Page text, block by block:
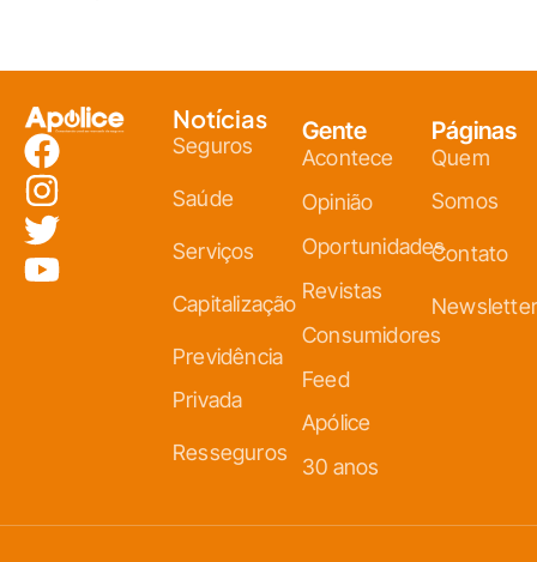
Notícias
Seguros
Saúde
Serviços
Capitalização
Previdência
Privada
Resseguros
Gente
Acontece
Opinião
Oportunidades
Revistas
Consumidores
Feed
Apólice
30 anos
Páginas
Quem
Somos
Contato
Newsletter